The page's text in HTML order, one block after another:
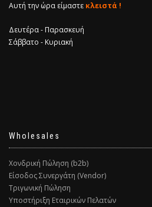
Αυτή την ώρα είμαστε κλειστά !
Δευτέρα - Παρασκευή
Σάββατο - Κυριακή
Wholesales
Χονδρική Πώληση (b2b)
Είσοδος Συνεργάτη (Vendor)
Τριγωνική Πώληση
Υποστήριξη Εταιρικών Πελατών